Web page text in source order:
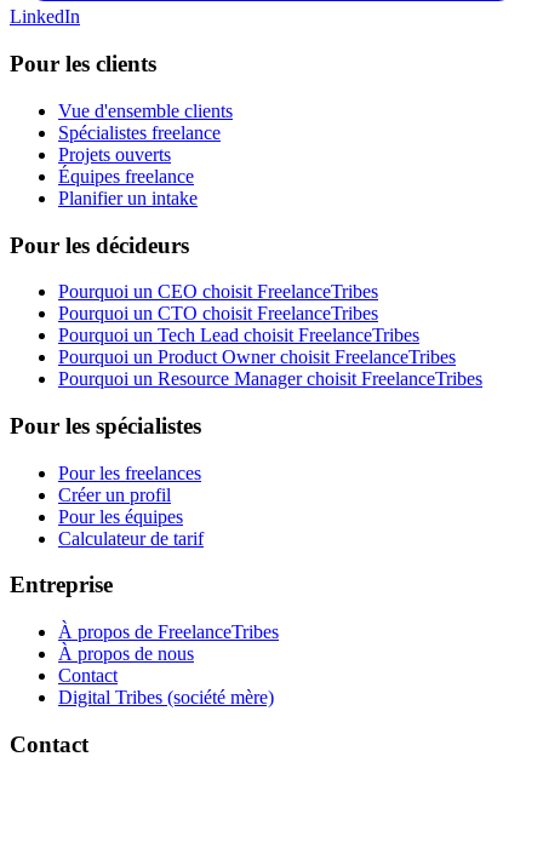
LinkedIn
Pour les clients
Vue d'ensemble clients
Spécialistes freelance
Projets ouverts
Équipes freelance
Planifier un intake
Pour les décideurs
Pourquoi un CEO choisit FreelanceTribes
Pourquoi un CTO choisit FreelanceTribes
Pourquoi un Tech Lead choisit FreelanceTribes
Pourquoi un Product Owner choisit FreelanceTribes
Pourquoi un Resource Manager choisit FreelanceTribes
Pour les spécialistes
Pour les freelances
Créer un profil
Pour les équipes
Calculateur de tarif
Entreprise
À propos de FreelanceTribes
À propos de nous
Contact
Digital Tribes (société mère)
Contact